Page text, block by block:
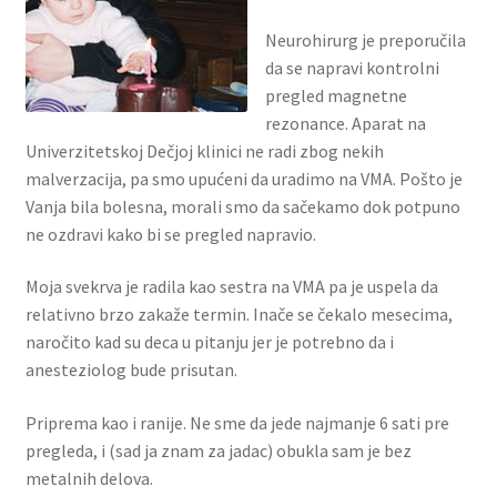
Neurohirurg je preporučila
da se napravi kontrolni
pregled magnetne
rezonance. Aparat na
Univerzitetskoj Dečjoj klinici ne radi zbog nekih
malverzacija, pa smo upućeni da uradimo na VMA. Pošto je
Vanja bila bolesna, morali smo da sačekamo dok potpuno
ne ozdravi kako bi se pregled napravio.
Moja svekrva je radila kao sestra na VMA pa je uspela da
relativno brzo zakaže termin. Inače se čekalo mesecima,
naročito kad su deca u pitanju jer je potrebno da i
anesteziolog bude prisutan.
Priprema kao i ranije. Ne sme da jede najmanje 6 sati pre
pregleda, i (sad ja znam za jadac) obukla sam je bez
metalnih delova.